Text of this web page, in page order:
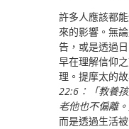
許多人應該都
來的影響。無
告，或是透過
早在理解信仰
理。提摩太的
22:6：「教養
老他也不偏離。
而是透過生活